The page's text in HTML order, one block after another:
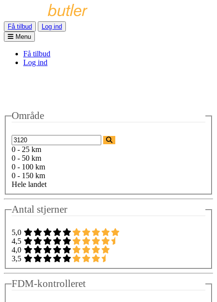
Få tilbud
Log ind
Menu
Få tilbud
Log ind
Område
0 - 25 km
0 - 50 km
0 - 100 km
0 - 150 km
Hele landet
Antal stjerner
5,0
4,5
4,0
3,5
FDM-kontrolleret